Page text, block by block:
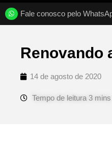
Fale conosco pelo
Renovando
14 de agosto de 2020